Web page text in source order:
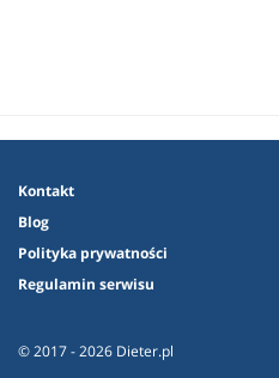
Kontakt
Blog
Polityka prywatności
Regulamin serwisu
© 2017 - 2026 Dieter.pl